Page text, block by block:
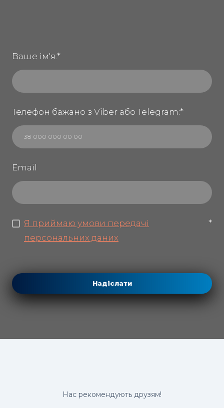
Ваше ім'я:*
Телефон бажано з Viber або Telegram:*
Email
Я приймаю умови передачі
персональних даних
*
Надіслати
Нас рекомендують друзям!